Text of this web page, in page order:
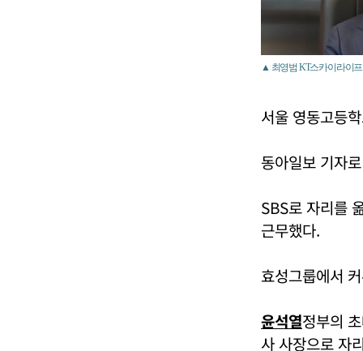
▲ 최영범 KT스카이라이
서울 영동고등
동아일보 기자
SBS로 자리를
근무했다.
효성그룹에서
윤석열정부의
사 사장으로 자